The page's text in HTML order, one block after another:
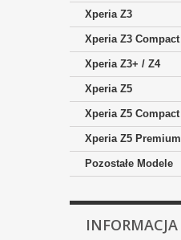
Xperia Z3
Xperia Z3 Compact
Xperia Z3+ / Z4
Xperia Z5
Xperia Z5 Compact
Xperia Z5 Premium
Pozostałe Modele
INFORMACJA